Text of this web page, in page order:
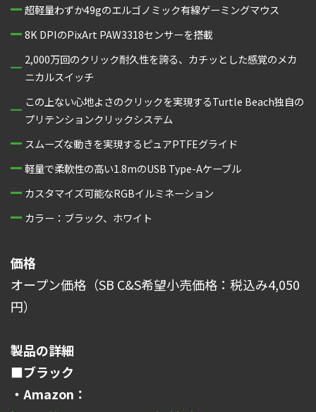
超軽量わずか49gのエルゴノミック有線ゲーミングマウス
8K DPIのPixArt PAW3318センサーを搭載
2,000万回のクリック耐久性を誇る、カチッとした感覚のメカ
ニカルスイッチ
この上ない心地よさのクリックを実現するTurtle Beach独自の
プリテンションクリックシステム
スムーズな動きを実現するピュアPTFEグライド
軽量で柔軟性の高い1.8mのUSB Type-Aケーブル
カスタマイズ可能なRGBイルミネーション
カラー：ブラック、ホワイト
価格
オープン価格（SB C&S希望小売価格：税込み4,050
円）
製品の詳細
■ブラック
・Amazon：